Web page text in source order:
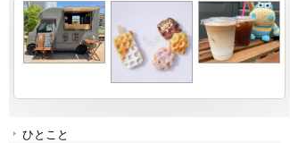
ひとこと